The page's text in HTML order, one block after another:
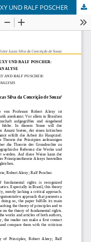
UND RALF POSCHER